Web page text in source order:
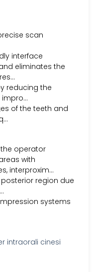
scan
interface
eliminates the
reducing the
of the teeth and
the operator
with
interproxim…
region due
systems